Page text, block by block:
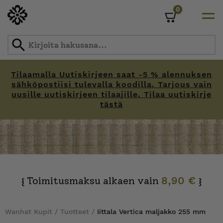
Tilaamalla Uutiskirjeen saat -5 % alennuksen
sähköpostiisi tulevalla koodilla. Tarjous vain
uusille uutiskirjeen tilaajille. Tilaa uutiskirje
tästä
0
{ Toimitusmaksu alkaen vain 8,90 € }
Wanhat Kupit / Tuotteet / Iittala Vertica maljakko 255 mm